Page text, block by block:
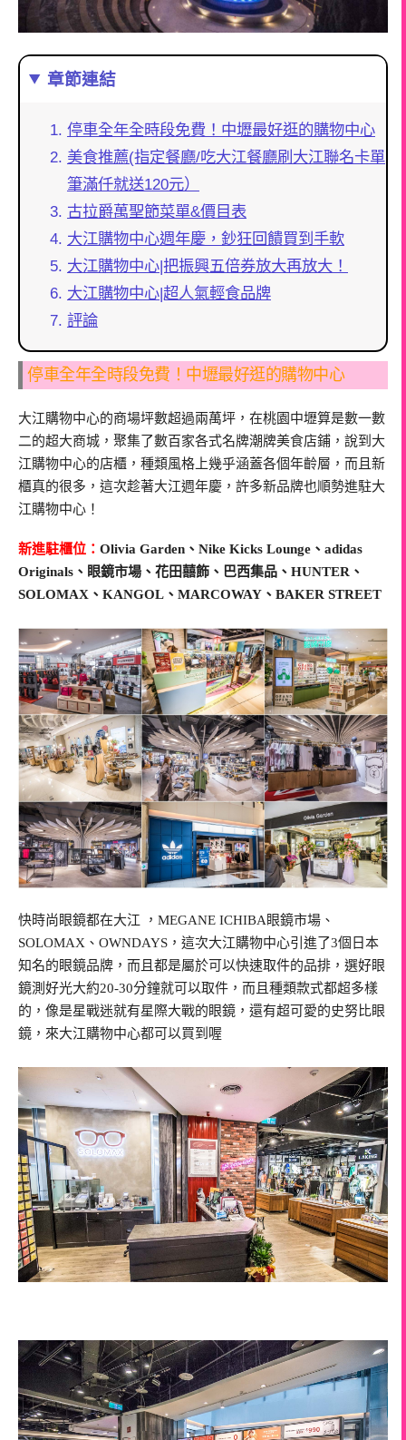
章節連結
停車全年全時段免費！中壢最好逛的購物中心
美食推薦(指定餐廳/吃大江餐廳刷大江聯名卡單
筆滿仟就送120元）
古拉爵萬聖節菜單&價目表
大江購物中心週年慶，鈔狂回饋買到手軟
大江購物中心|把振興五倍券放大再放大！
大江購物中心|超人氣輕食品牌
評論
停車全年全時段免費！中壢最好逛的購物中心
大江購物中心的商場坪數超過兩萬坪，在桃園中壢算是數一數
二的超大商城，聚集了數百家各式名牌潮牌美食店鋪，說到大
江購物中心的店櫃，種類風格上幾乎涵蓋各個年齡層，而且新
櫃真的很多，這次趁著大江週年慶，許多新品牌也順勢進駐大
江購物中心！
新進駐櫃位： Olivia Garden、Nike Kicks Lounge、adidas
Originals、眼鏡市場、花田囍飾、巴西集品、HUNTER、
SOLOMAX、KANGOL、MARCOWAY、BAKER STREET
快時尚眼鏡都在大江 ，MEGANE ICHIBA眼鏡市場、
SOLOMAX、OWNDAYS，這次大江購物中心引進了3個日本
知名的眼鏡品牌，而且都是屬於可以快速取件的品排，選好眼
鏡測好光大約20-30分鐘就可以取件，而且種類款式都超多樣
的，像是星戰迷就有星際大戰的眼鏡，還有超可愛的史努比眼
鏡，來大江購物中心都可以買到喔